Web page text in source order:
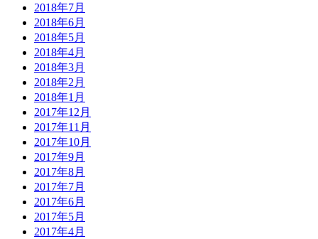
2018年7月
2018年6月
2018年5月
2018年4月
2018年3月
2018年2月
2018年1月
2017年12月
2017年11月
2017年10月
2017年9月
2017年8月
2017年7月
2017年6月
2017年5月
2017年4月